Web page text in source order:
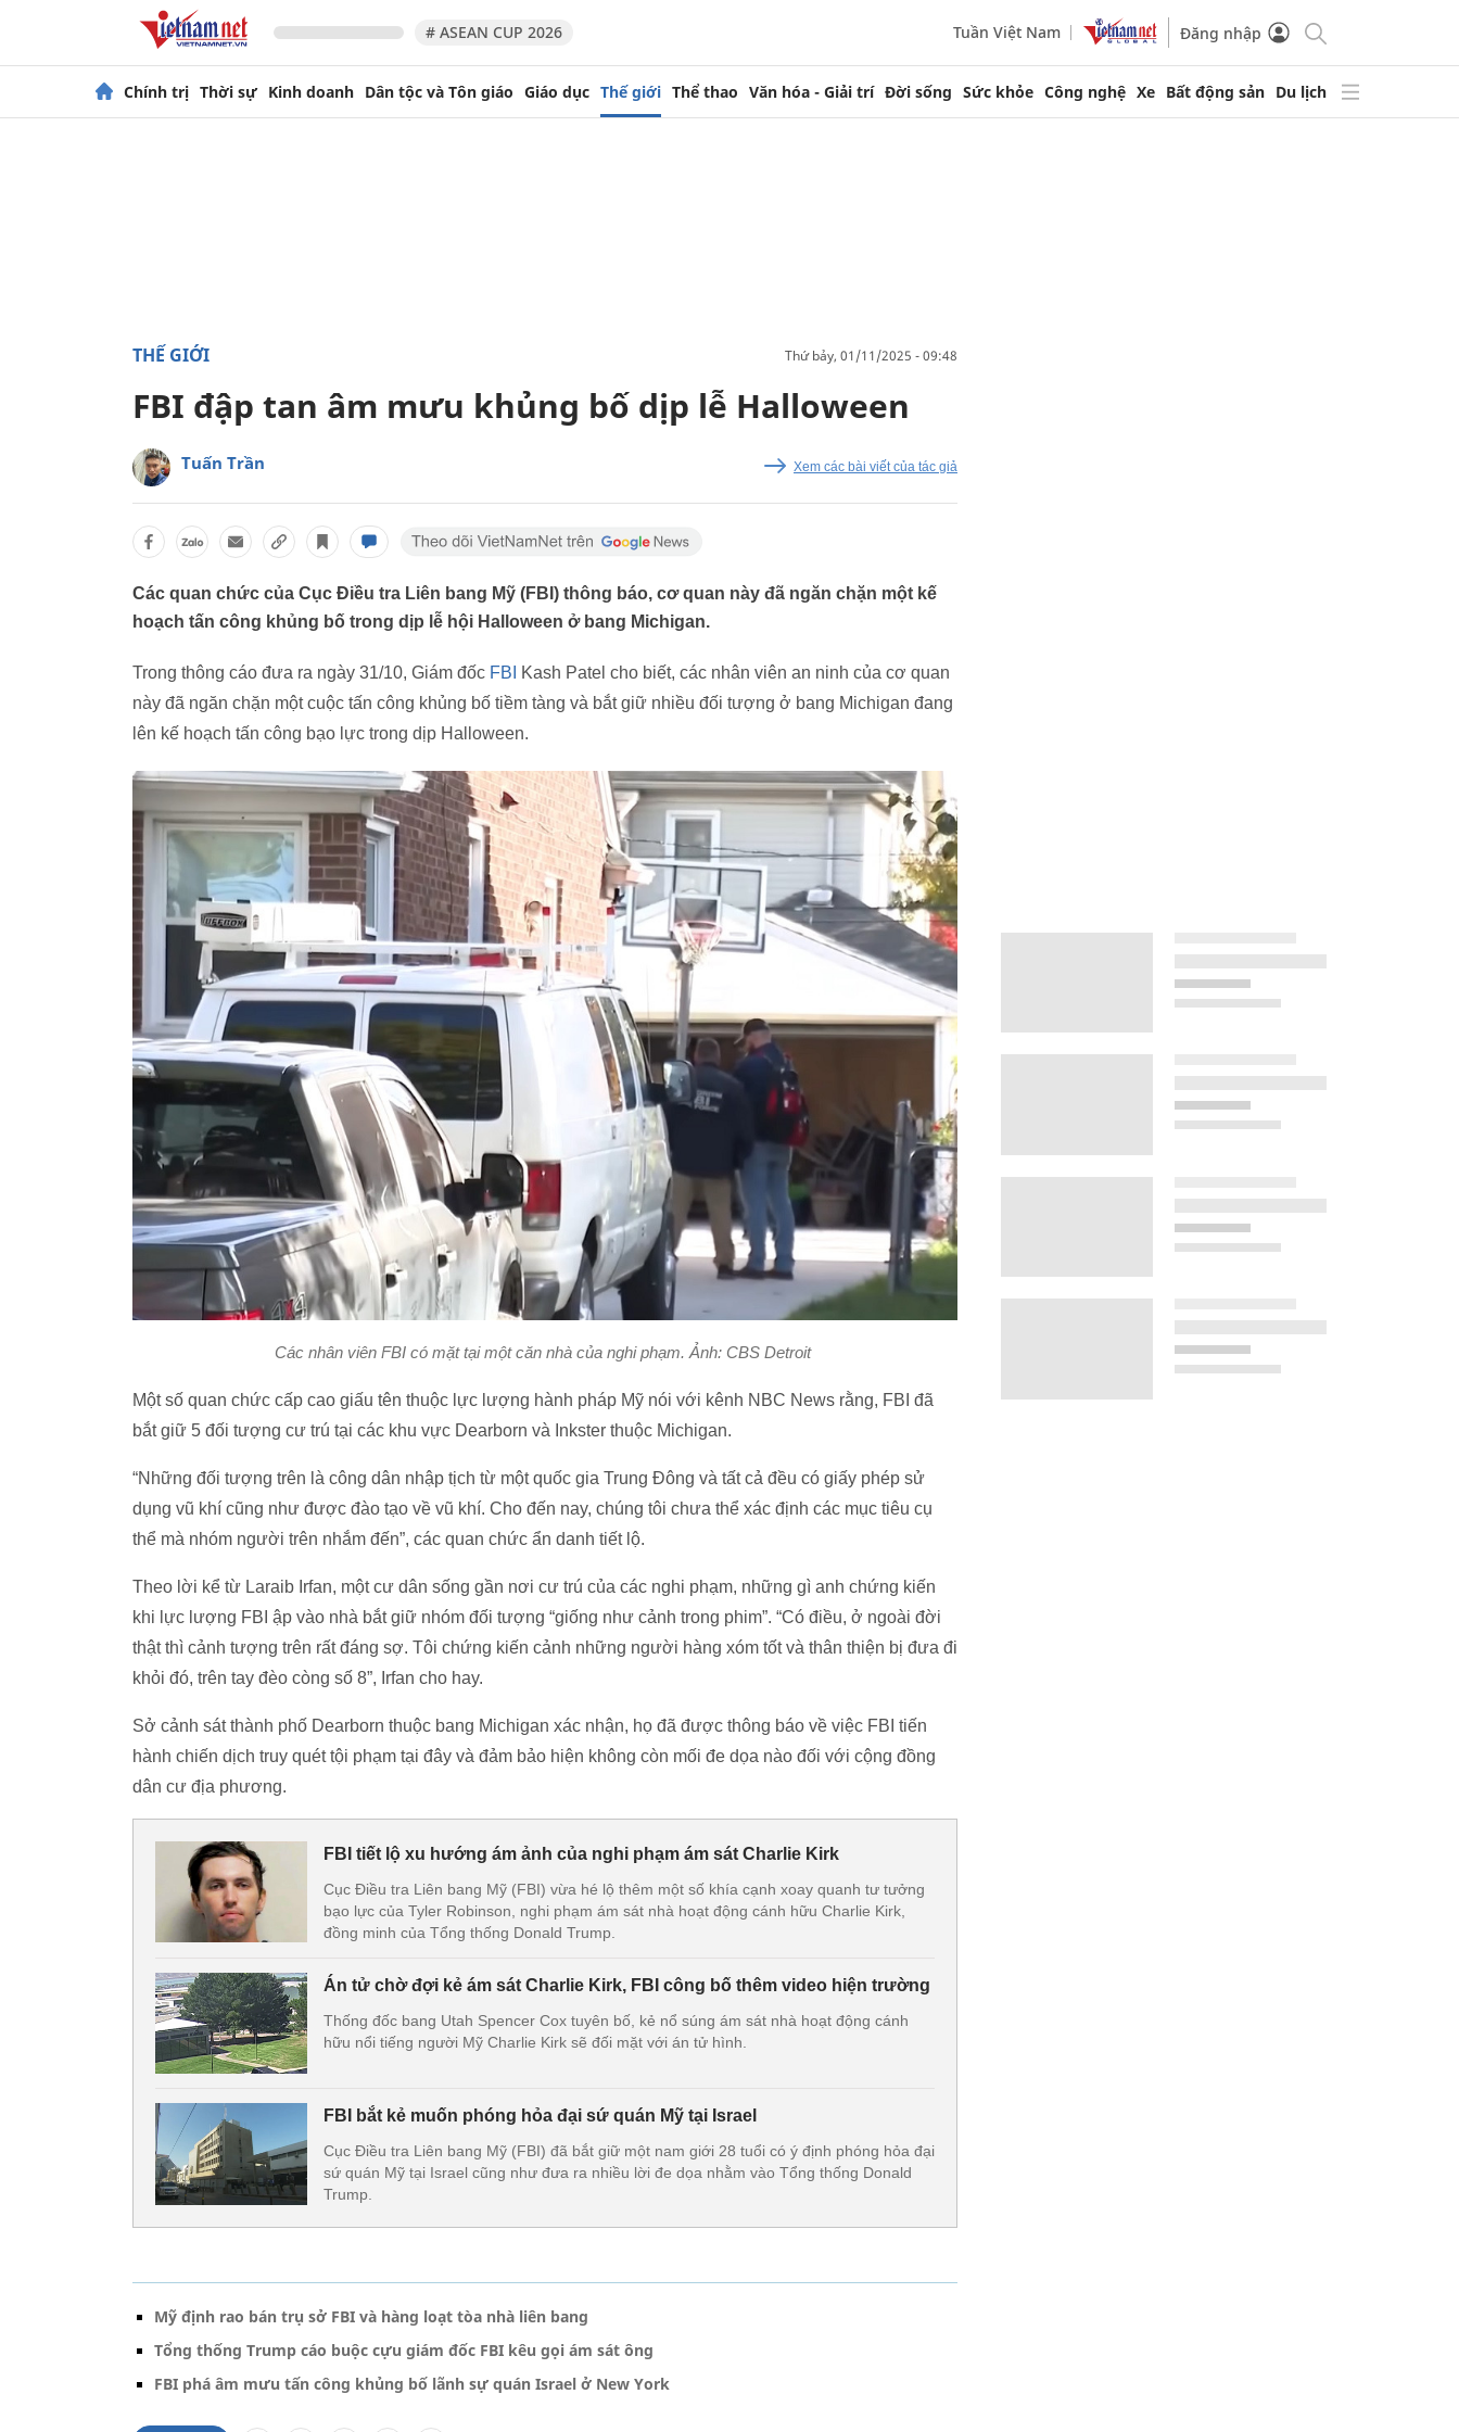
# ASEAN CUP 2026 Tuần Việt Nam Đăng nhập
Chính trị Thời sự Kinh doanh Dân tộc và Tôn giáo Giáo dục Thế giới Thể thao Văn hóa - Giải trí Đời sống Sức khỏe Công nghệ Xe Bất động sản Du lịch
THẾ GIỚI thứ bảy, 01/11/2025 - 09:48
FBI đập tan âm mưu khủng bố dịp lễ Halloween
Tuấn Trần Xem các bài viết của tác giả
Các quan chức của Cục Điều tra Liên bang Mỹ (FBI) thông báo, cơ quan này đã ngăn chặn một kế
hoạch tấn công khủng bố trong dịp lễ hội Halloween ở bang Michigan.
Trong thông cáo đưa ra ngày 31/10, Giám đốc FBI
Kash Patel cho biết, các nhân viên an ninh của cơ quan
này đã ngăn chặn một cuộc tấn công khủng bố tiềm tàng và bắt giữ nhiều đối tượng ở bang Michigan đang
lên kế hoạch tấn công bạo lực trong dịp Halloween.
Các nhân viên FBI có mặt tại một căn nhà của nghi phạm. Ảnh: CBS Detroit
Một số quan chức cấp cao giấu tên thuộc lực lượng hành pháp Mỹ nói với kênh NBC News rằng, FBI đã
bắt giữ 5 đối tượng cư trú tại các khu vực Dearborn và Inkster thuộc Michigan.
“Những đối tượng trên là công dân nhập tịch từ một quốc gia Trung Đông và tất cả đều có giấy phép sử
dụng vũ khí cũng như được đào tạo về vũ khí. Cho đến nay, chúng tôi chưa thể xác định các mục tiêu cụ
thể mà nhóm người trên nhắm đến”, các quan chức ẩn danh tiết lộ.
Theo lời kể từ Laraib Irfan, một cư dân sống gần nơi cư trú của các nghi phạm, những gì anh chứng kiến
khi lực lượng FBI ập vào nhà bắt giữ nhóm đối tượng “giống như cảnh trong phim”. “Có điều, ở ngoài đời
thật thì cảnh tượng trên rất đáng sợ. Tôi chứng kiến cảnh những người hàng xóm tốt và thân thiện bị đưa đi
khỏi đó, trên tay đèo còng số 8”, Irfan cho hay.
Sở cảnh sát thành phố Dearborn thuộc bang Michigan xác nhận, họ đã được thông báo về việc FBI tiến
hành chiến dịch truy quét tội phạm tại đây và đảm bảo hiện không còn mối đe dọa nào đối với cộng đồng
dân cư địa phương.
FBI tiết lộ xu hướng ám ảnh của nghi phạm ám sát Charlie Kirk
Cục Điều tra Liên bang Mỹ (FBI) vừa hé lộ thêm một số khía cạnh xoay quanh tư tưởng
bạo lực của Tyler Robinson, nghi phạm ám sát nhà hoạt động cánh hữu Charlie Kirk,
đồng minh của Tổng thống Donald Trump.
Án tử chờ đợi kẻ ám sát Charlie Kirk, FBI công bố thêm video hiện trường
Thống đốc bang Utah Spencer Cox tuyên bố, kẻ nổ súng ám sát nhà hoạt động cánh
hữu nổi tiếng người Mỹ Charlie Kirk sẽ đối mặt với án tử hình.
FBI bắt kẻ muốn phóng hỏa đại sứ quán Mỹ tại Israel
Cục Điều tra Liên bang Mỹ (FBI) đã bắt giữ một nam giới 28 tuổi có ý định phóng hỏa đại
sứ quán Mỹ tại Israel cũng như đưa ra nhiều lời đe dọa nhằm vào Tổng thống Donald
Trump.
Mỹ định rao bán trụ sở FBI và hàng loạt tòa nhà liên bang
Tổng thống Trump cáo buộc cựu giám đốc FBI kêu gọi ám sát ông
FBI phá âm mưu tấn công khủng bố lãnh sự quán Israel ở New York